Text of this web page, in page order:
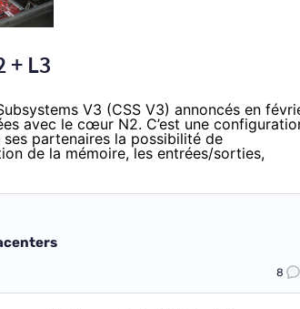
+ L3
V3 (CSS V3) annoncés en
avec le cœur N2. C’est une
ses partenaires la possibilité de
de la mémoire, les entrées/sorties,
8